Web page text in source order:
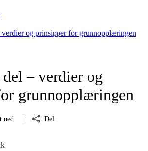
verdier og prinsipper for grunnopplæringen
– verdier og
grunnopplæringen
ned Del